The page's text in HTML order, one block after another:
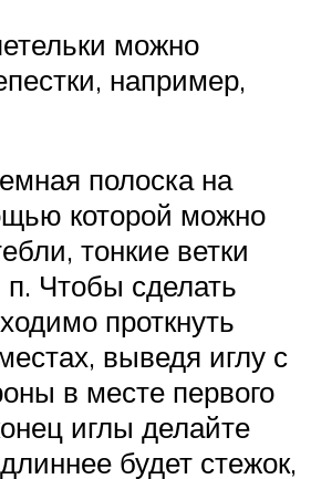
можно
например,
полоска на
которой можно
тонкие ветки
Чтобы сделать
проткнуть
выведя иглу с
в месте первого
иглы делайте
будет стежок,